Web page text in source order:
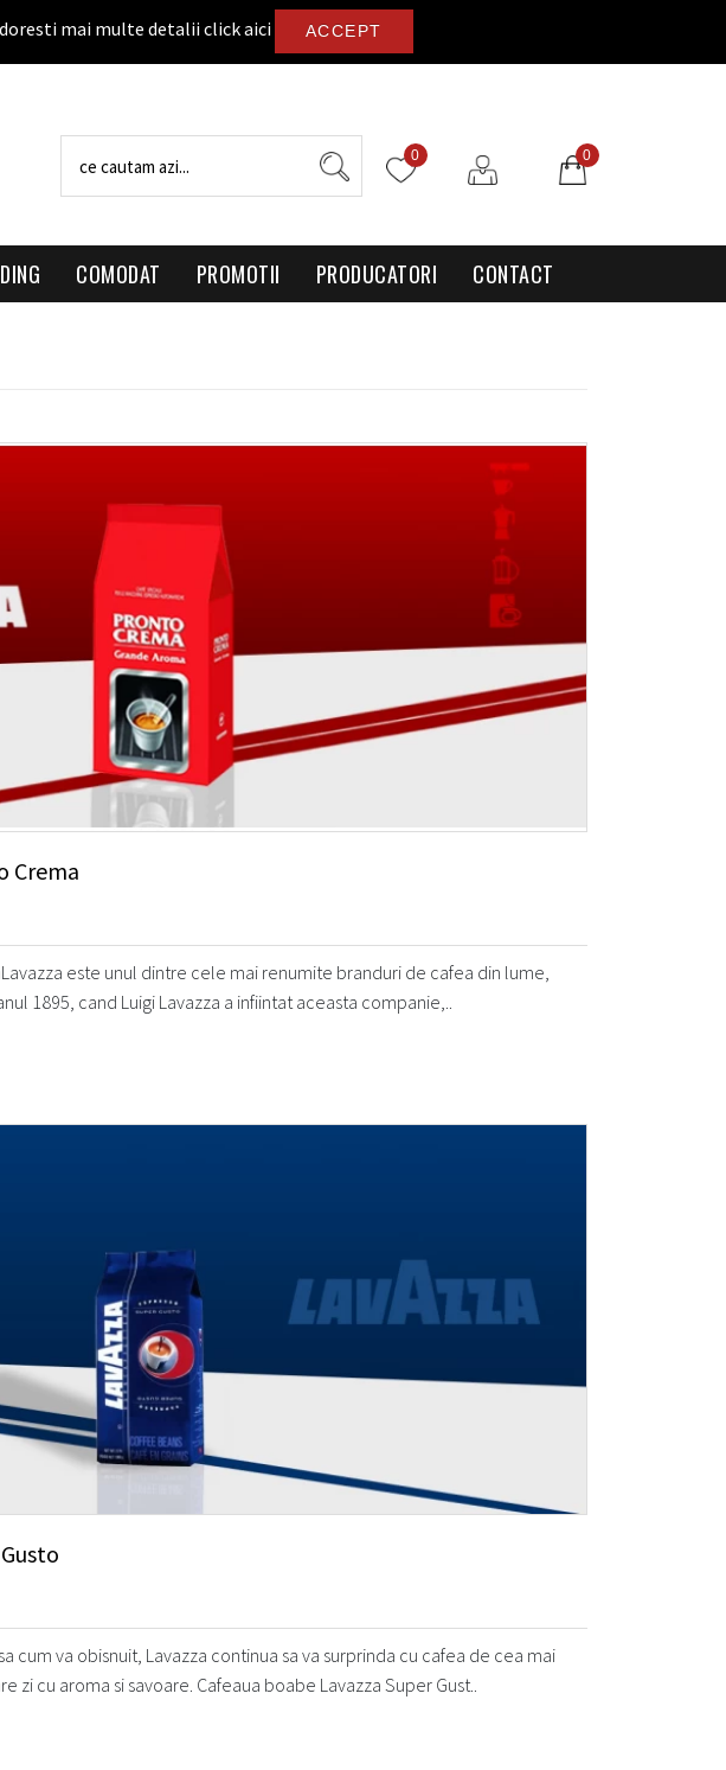
doresti mai multe detaliiclick aici ACCEPT
0 0
COMODAT PROMOTII PRODUCATORI CONTACT
Crema
este unul dintre cele mai renumite branduri de cafea din lume,
1895, cand Luigi Lavazza a infiintat aceasta companie,..
cum va obisnuit, Lavazza continua sa va surprinda cu cafea de cea mai
zi cu aroma si savoare. Cafeaua boabe Lavazza Super Gust..